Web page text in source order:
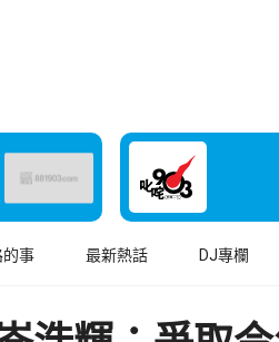
的事 最新熱話 DJ專欄